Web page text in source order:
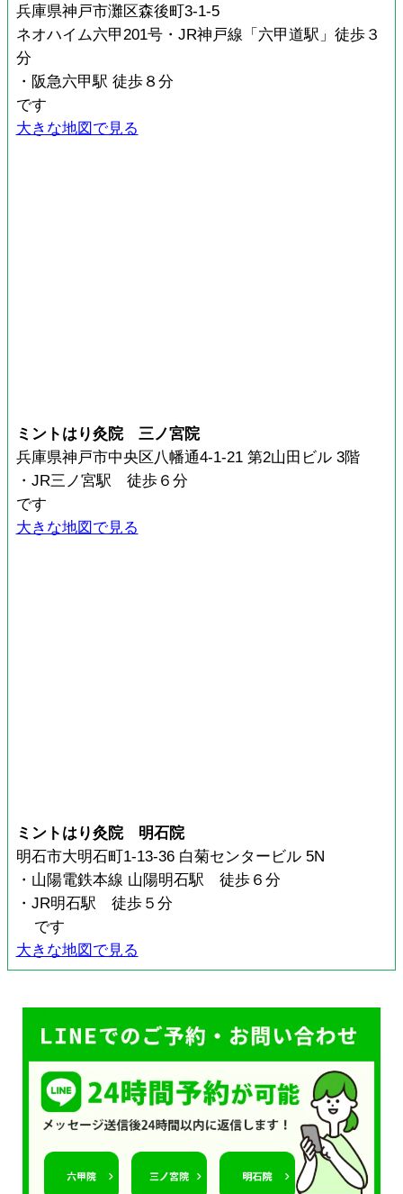
兵庫県神戸市灘区森後町3-1-5
ネオハイム六甲201号・JR神戸線「六甲道駅」徒歩３
分
・阪急六甲駅 徒歩８分
です
大きな地図で見る
ミントはり灸院 三ノ宮院
兵庫県神戸市中央区八幡通4-1-21 第2山田ビル 3階
・JR三ノ宮駅 徒歩６分
です
大きな地図で見る
ミントはり灸院 明石院
明石市大明石町1-13-36 白菊センタービル 5N
・山陽電鉄本線 山陽明石駅 徒歩６分
・JR明石駅 徒歩５分
です
大きな地図で見る